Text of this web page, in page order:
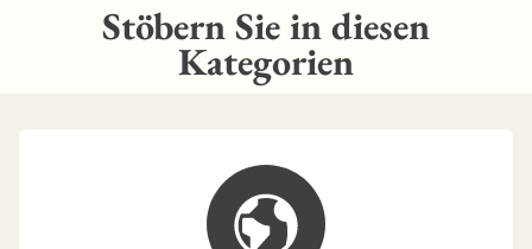
Stöbern Sie in diesen
Kategorien